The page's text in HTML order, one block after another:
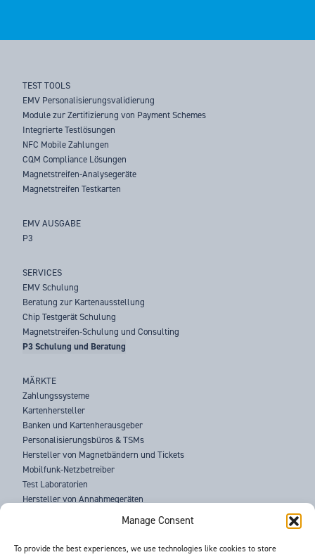
Manage Consent
To provide the best experiences, we use technologies like cookies to store
TEST TOOLS
EMV Personalisierungsvalidierung
Module zur Zertifizierung von Payment Schemes
Integrierte Testlösungen
NFC Mobile Zahlungen
CQM Compliance Lösungen
Magnetstreifen-Analysegeräte
Magnetstreifen Testkarten
EMV AUSGABE
P3
SERVICES
EMV Schulung
Beratung zur Kartenausstellung
Chip Testgerät Schulung
Magnetstreifen-Schulung und Consulting
P3 Schulung und Beratung
MÄRKTE
Zahlungssysteme
Kartenhersteller
Banken und Kartenherausgeber
Personalisierungsbüros & TSMs
Hersteller von Magnetbändern und Tickets
Mobilfunk-Netzbetreiber
Test Laboratorien
Hersteller von Annahmegeräten
Strafverfolgungsbehörden
ÜBER UNS